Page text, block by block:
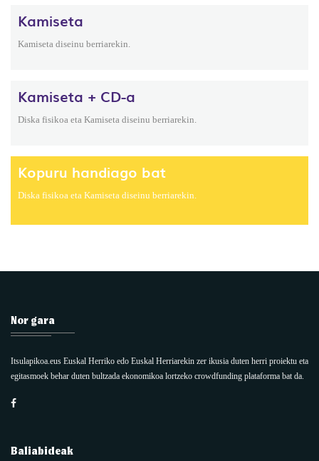
Kamiseta
Kamiseta diseinu berriarekin.
Kamiseta + CD-a
Diska fisikoa eta Kamiseta diseinu berriarekin.
Kopuru handiago bat
Diska fisikoa eta Kamiseta diseinu berriarekin.
Nor gara
Itsulapikoa.eus Euskal Herriko edo Euskal Herriarekin zer ikusia duten herri proiektu eta
egitasmoek behar duten bultzada ekonomikoa lortzeko crowdfunding plataforma bat da.
Baliabideak